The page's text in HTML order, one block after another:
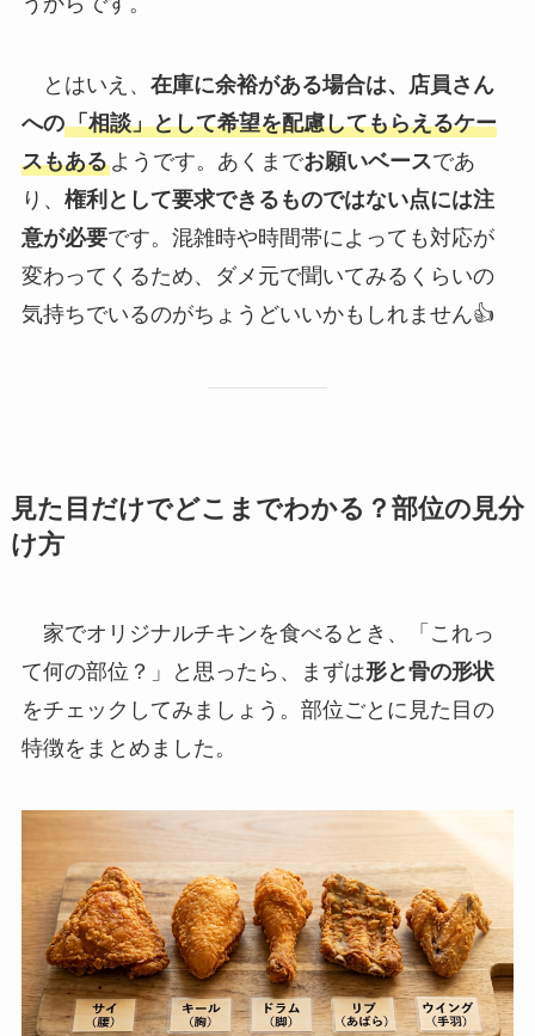
とはいえ、 在庫に余裕がある場合は、店員さん
への「相談」として希望を配慮してもらえるケー
スもあるようです。あくまでお願いベースであ
り、 権利として要求できるものではない点には注
意が必要です。混雑時や時間帯によっても対応が
変わってくるため、ダメ元で聞いてみるくらいの
気持ちでいるのがちょうどいいかもしれません👍
見た目だけでどこまでわかる？部位の見分
け方
家でオリジナルチキンを食べるとき、「これっ
て何の部位？」と思ったら、まずは形と骨の形状
をチェックしてみましょう。部位ごとに見た目の
特徴をまとめました。